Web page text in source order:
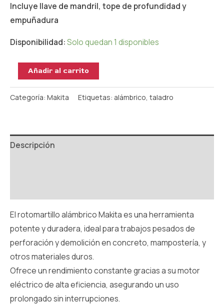
Incluye llave de mandril, tope de profundidad y
empuñadura
Disponibilidad:Solo quedan 1 disponibles
Añadir al carrito
Categoría: Makita Etiquetas: alámbrico taladro
Descripción
El rotomartillo alámbrico Makita es una herramienta
potente y duradera, ideal para trabajos pesados de
perforación y demolición en concreto, mampostería, y
otros materiales duros.
Ofrece un rendimiento constante gracias a su motor
eléctrico de alta eficiencia, asegurando un uso
prolongado sin interrupciones.